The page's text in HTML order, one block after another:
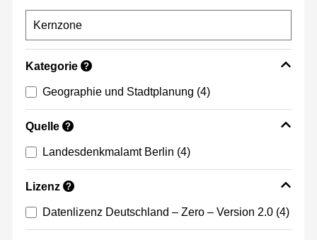
Kategorie ?
Geographie und Stadtplanung (4)
Quelle ?
Landesdenkmalamt Berlin (4)
Lizenz ?
Datenlizenz Deutschland – Zero – Version 2.0 (4)